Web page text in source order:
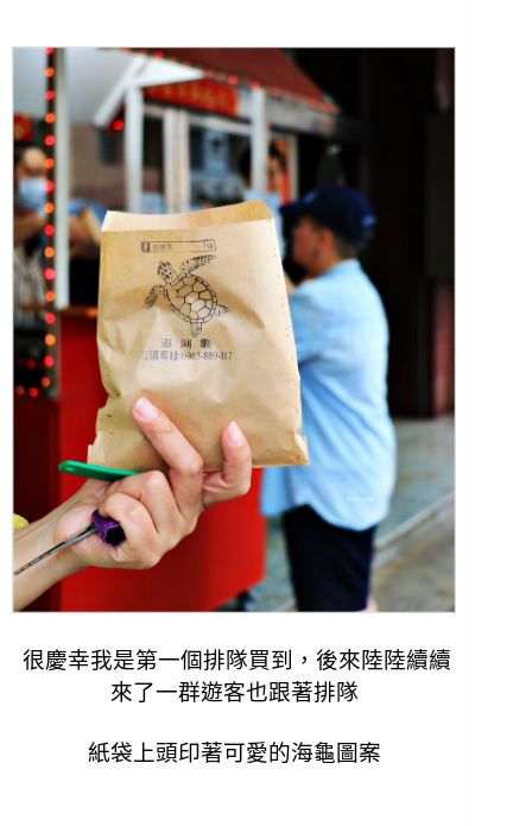
很慶幸我是第一個排隊買到，後來陸陸續續
來了一群遊客也跟著排隊
紙袋上頭印著可愛的海龜圖案